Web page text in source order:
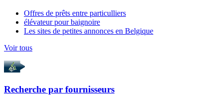
Offres de prêts entre particulliers
élévateur pour baignoire
Les sites de petites annonces en Belgique
Voir tous
Recherche par fournisseurs